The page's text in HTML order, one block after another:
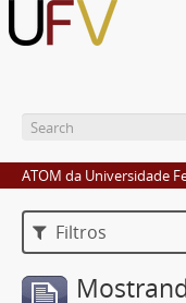
ATOM da Universidade
Filtros